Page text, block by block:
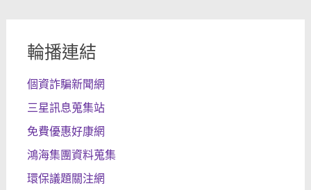
輪播連結
個資詐騙新聞網
三星訊息蒐集站
免費優惠好康網
鴻海集團資料蒐集
環保議題關注網